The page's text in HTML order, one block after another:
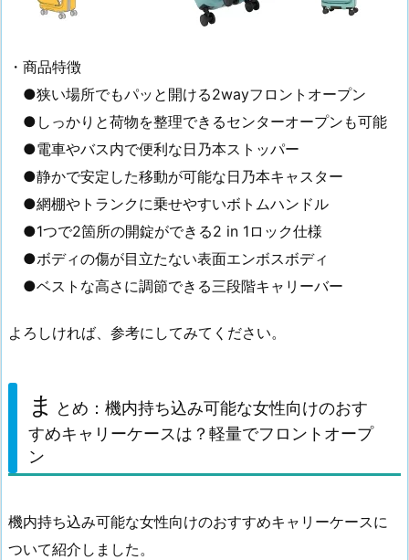
・商品特徴
●狭い場所でもパッと開ける2wayフロントオープン
●しっかりと荷物を整理できるセンターオープンも可能
●電車やバス内で便利な日乃本ストッパー
●静かで安定した移動が可能な日乃本キャスター
●網棚やトランクに乗せやすいボトムハンドル
●1つで2箇所の開錠ができる2 in 1ロック仕様
●ボディの傷が目立たない表面エンボスボディ
●ベストな高さに調節できる三段階キャリーバー
よろしければ、参考にしてみてください。
ま とめ：機内持ち込み可能な女性向けのおす
すめキャリーケースは？軽量でフロントオープ
ン
機内持ち込み可能な女性向けのおすすめキャリーケースに
ついて紹介しました。